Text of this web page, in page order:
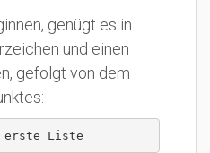
genügt es in
und einen
gefolgt von dem
erste Liste